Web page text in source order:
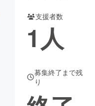
CAMPFIRE Creation
コミュニティ
支援者数
1人
募集終了まで残
り